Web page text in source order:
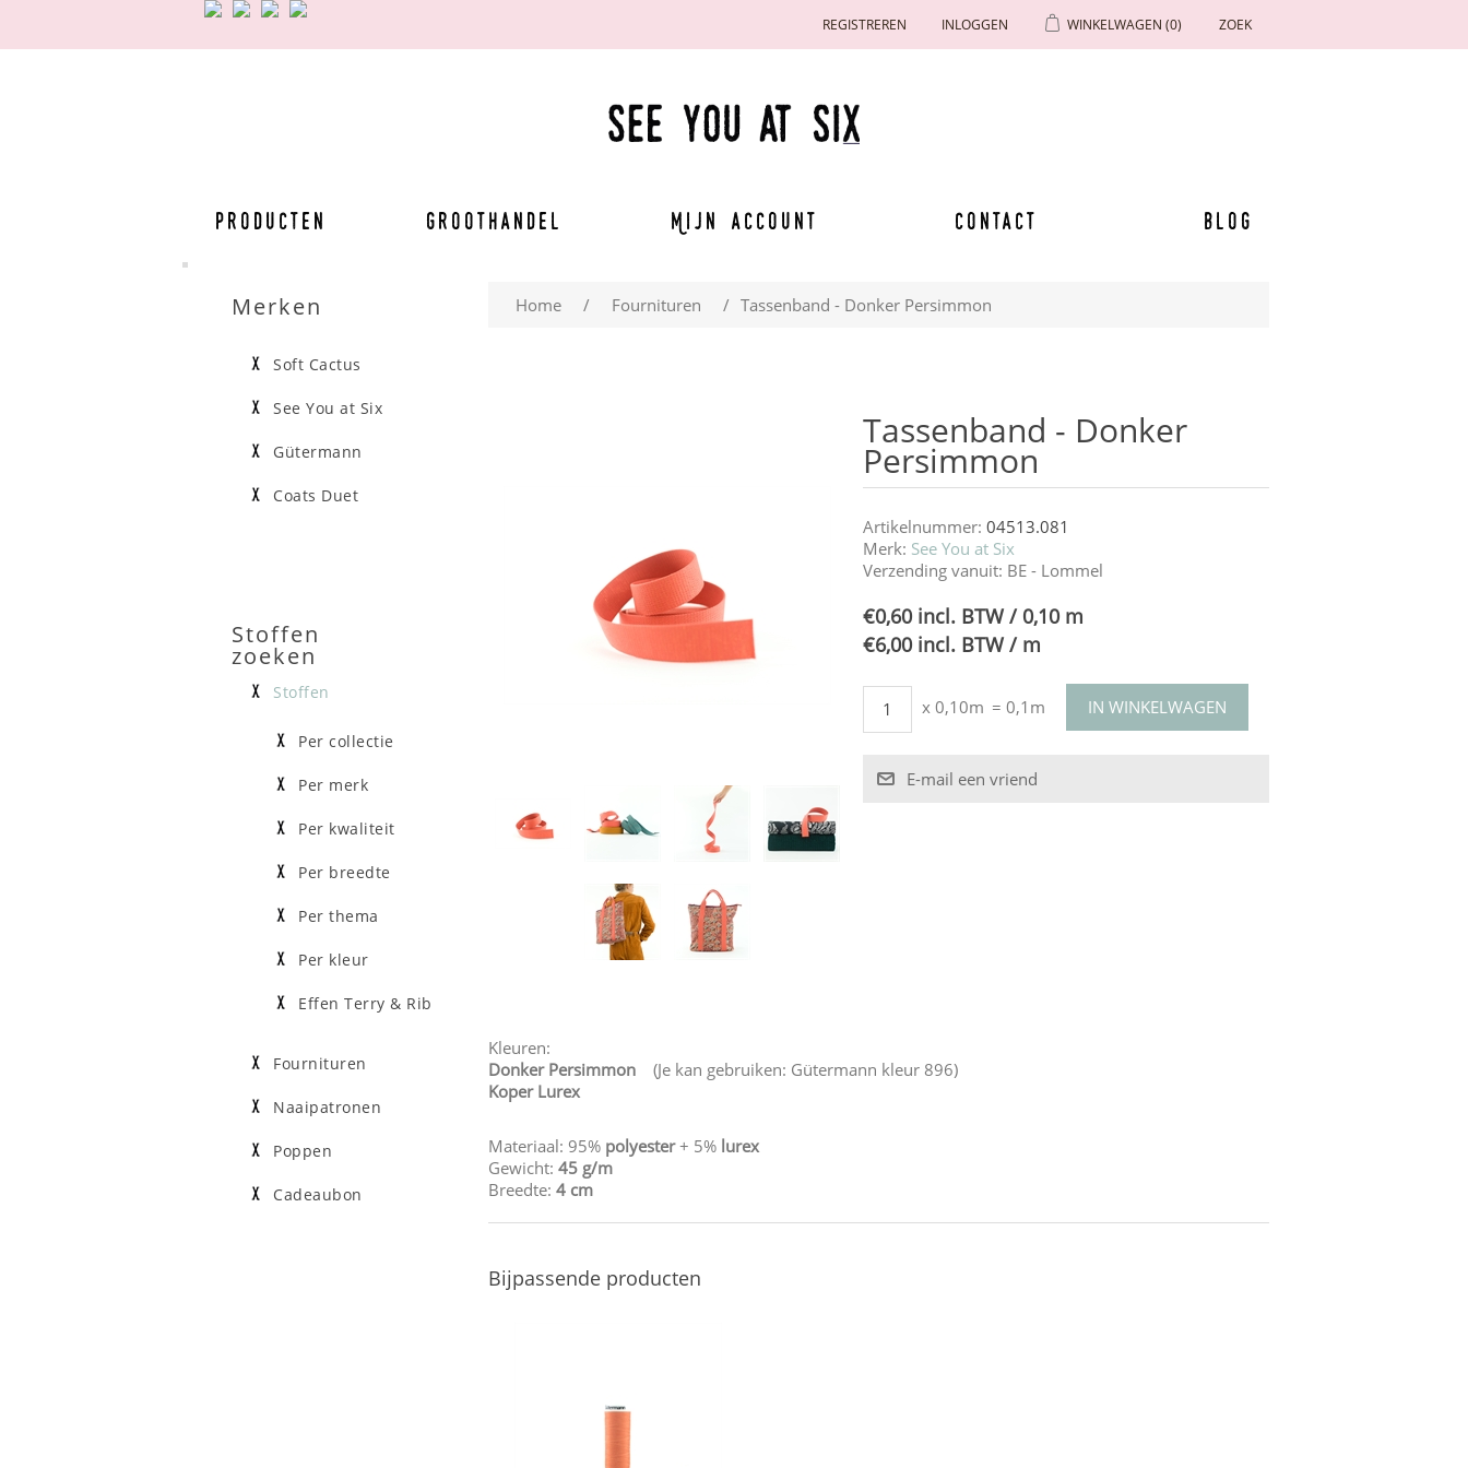
REGISTREREN INLOGGEN WINKELWAGEN (0) ZOEK
Producten Groothandel Mijn account Contact Blog
Home / Fournituren / Tassenband - Donker Persimmon
Tassenband - Donker
Persimmon
Artikelnummer: 04513.081
Merk: See You at Six
Verzending vanuit: BE - Lommel
€0,60 incl. BTW / 0,10 m
€6,00 incl. BTW / m
x 0,10m = 0,1m
Kleuren:
Donker Persimmon(Je kan gebruiken: Gütermann kleur 896)
Koper Lurex
Materiaal: 95% polyester+ 5% lurex
Gewicht: 45 g/m
Breedte: 4 cm
Bijpassende producten
Merken
Soft Cactus
See You at Six
Gütermann
Coats Duet
Stoffen
zoeken
Stoffen
Per collectie
Per merk
Per kwaliteit
Per breedte
Per thema
Per kleur
Effen Terry & Rib
Fournituren
Naaipatronen
Poppen
Cadeaubon